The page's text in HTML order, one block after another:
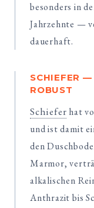
besonders in
Jahrzehnte —
dauerhaft.
SCHIEFER —
ROBUST
Schiefer hat
und ist damit
den
Marmor,
alkalischen
Anthrazit bis